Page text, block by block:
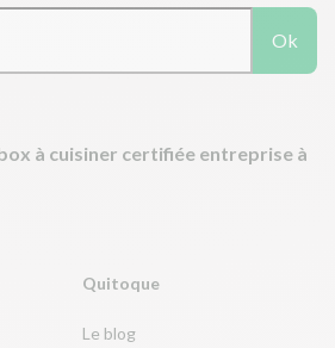
Quitoque
Le blog
Ok
à cuisiner certifiée entreprise à